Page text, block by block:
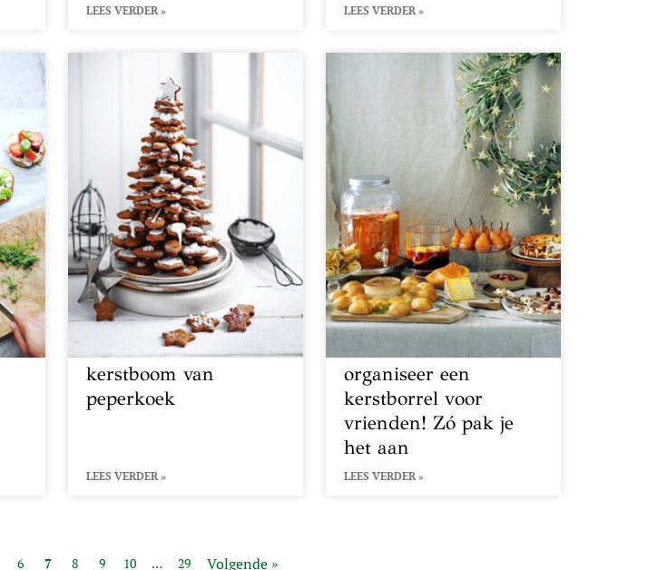
LEES VERDER » LEES VERDER »
kerstboom van
peperkoek
LEES VERDER »
organiseer een
kerstborrel voor
vrienden! Zó pak je
het aan
LEES VERDER »
6 7 8 9 10 … 29 Volgende »